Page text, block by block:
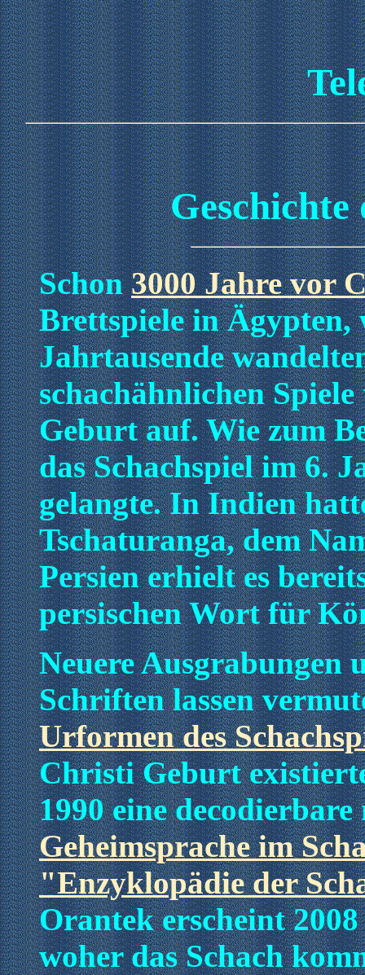
Geschichte
Schon3000 Jahre vor
Brettspiele in Ägypten,
Jahrtausende
schachähnlichen
Geburt auf. Wie zum
das Schachspiel im 6.
gelangte. In Indien
Tschaturanga, dem
Persien erhielt es
persischen Wort für
Neuere Ausgrabungen
Schriften lassen
Urformen des
Christi Geburt
1990 eine
Geheimsprache im
"Enzyklopädie der
Orantek erscheint
woher das Schach